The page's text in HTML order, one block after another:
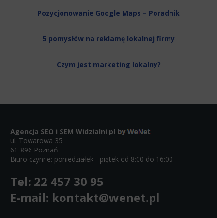
Pozycjonowanie Google Maps – Poradnik
5 pomysłów na reklamę lokalnej firmy
Czym jest marketing lokalny?
Agencja SEO i SEM Widzialni.pl
ul. Towarowa 35
61-896 Poznań
Biuro czynne: poniedziałek - piątek od 8:00 do 16:00
Tel: 22 457 30 95
E-mail: kontakt@wenet.pl